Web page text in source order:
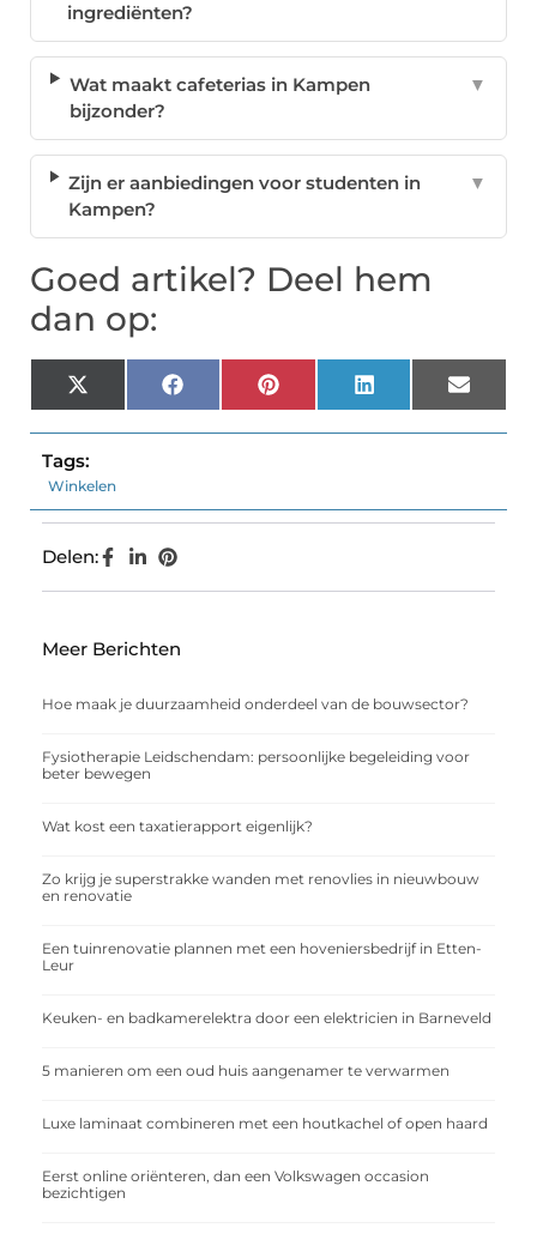
ingrediënten?
Wat maakt cafeterias in Kampen
bijzonder?
▼
Zijn er aanbiedingen voor studenten in
Kampen?
▼
Goed artikel? Deel hem
dan op:
X
(Twitter)
FacebookPinterest LinkedIn Email
Tags:
Winkelen
Delen:
Meer Berichten
Hoe maak je duurzaamheid onderdeel van de bouwsector?
Fysiotherapie Leidschendam: persoonlijke begeleiding voor
beter bewegen
Wat kost een taxatierapport eigenlijk?
Zo krijg je superstrakke wanden met renovlies in nieuwbouw
en renovatie
Een tuinrenovatie plannen met een hoveniersbedrijf in Etten-
Leur
Keuken- en badkamerelektra door een elektricien in Barneveld
5 manieren om een oud huis aangenamer te verwarmen
Luxe laminaat combineren met een houtkachel of open haard
Eerst online oriënteren, dan een Volkswagen occasion
bezichtigen